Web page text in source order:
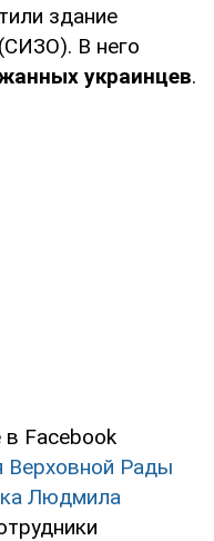
здание
В него
украинцев.
в Facebook
Верховной Рады
Людмила